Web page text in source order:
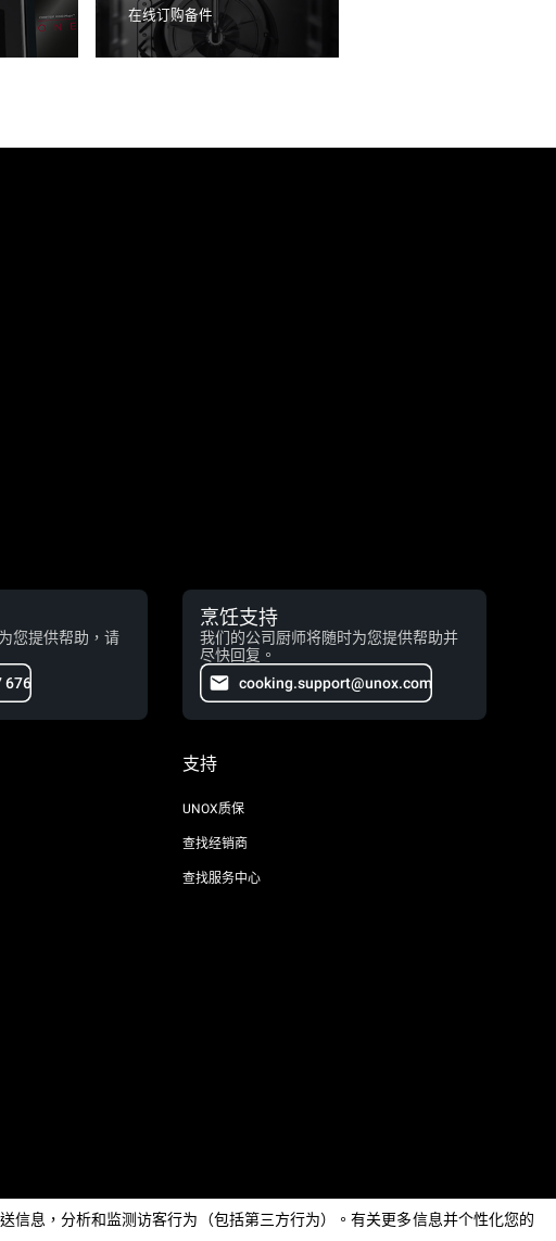
在线订购备件
您提供帮助，请
676
烹饪支持
我们的公司厨师将随时为您提供帮助并
尽快回复。
cooking.support@unox.com
支持
UNOX质保
查找经销商
查找服务中心
信息，分析和监测访客行为（包括第三方行为）。有关更多信息并个性化您的